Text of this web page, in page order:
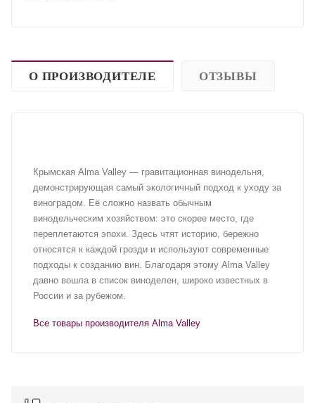
О ПРОИЗВОДИТЕЛЕ ОТЗЫВЫ
Крымская Alma Valley — гравитационная винодельня,
демонстрирующая самый экологичный подход к уходу за
виноградом. Её сложно назвать обычным
винодельческим хозяйством: это скорее место, где
переплетаются эпохи. Здесь чтят историю, бережно
относятся к каждой грозди и используют современные
подходы к созданию вин. Благодаря этому Alma Valley
давно вошла в список виноделен, широко известных в
России и за рубежом.
Все товары производителя Alma Valley